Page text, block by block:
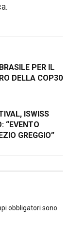
PER IL
DELLA COP30
ISWISS
“EVENTO
GREGGIO”
obbligatori sono